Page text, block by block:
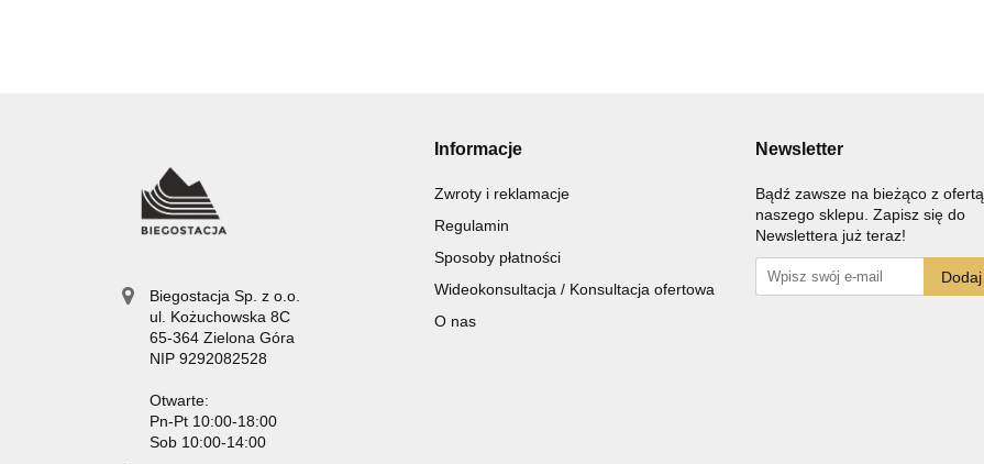
Biegostacja Sp. z o.o.
ul. Kożuchowska 8C
65-364 Zielona Góra
NIP 9292082528
Otwarte:
Pn-Pt 10:00-18:00
Sob 10:00-14:00
Informacje
Zwroty i reklamacje
Regulamin
Sposoby płatności
Wideokonsultacja / Konsultacja ofertowa
O nas
Newsletter
Bądź zawsze na bieżąco z ofertą
naszego sklepu. Zapisz się do
Newslettera już teraz!